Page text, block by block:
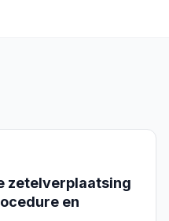
zetelverplaatsing
en